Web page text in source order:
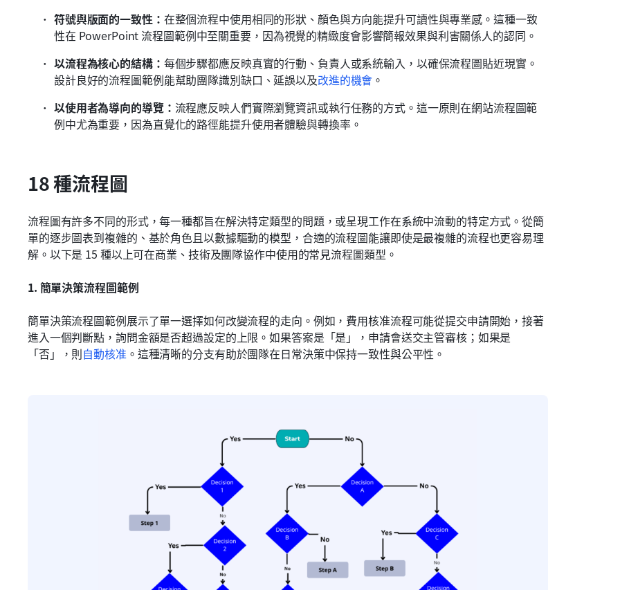
符號與版面的一致性： 在整個流程中使用相同的形狀、顏色與方向能提升可讀性與專業感。這種一致
性在 PowerPoint 流程圖範例中至關重要，因為視覺的精緻度會影響簡報效果與利害關係人的認同。
以流程為核心的結構： 每個步驟都應反映真實的行動、負責人或系統輸入，以確保流程圖貼近現實。
設計良好的流程圖範例能幫助團隊識別缺口、延誤以及改進的機會 。
以使用者為導向的導覽： 流程應反映人們實際瀏覽資訊或執行任務的方式。這一原則在網站流程圖範
例中尤為重要，因為直覺化的路徑能提升使用者體驗與轉換率。
18 種流程圖
流程圖有許多不同的形式，每一種都旨在解決特定類型的問題，或呈現工作在系統中流動的特定方式。從簡
單的逐步圖表到複雜的、基於角色且以數據驅動的模型，合適的流程圖能讓即使是最複雜的流程也更容易理
解。以下是 15 種以上可在商業、技術及團隊協作中使用的常見流程圖類型。
1. 簡單決策流程圖範例
簡單決策流程圖範例展示了單一選擇如何改變流程的走向。例如，費用核准流程可能從提交申請開始，接著
進入一個判斷點，詢問金額是否超過設定的上限。如果答案是「是」，申請會送交主管審核；如果是
「否」，則自動核准。這種清晰的分支有助於團隊在日常決策中保持一致性與公平性。